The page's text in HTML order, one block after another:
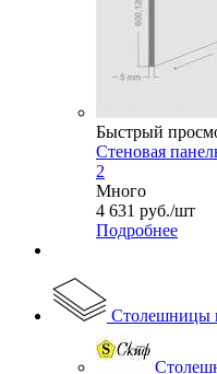
Быстрый
Стеновая
2
Много
4 631 руб./шт
Подробнее
Столешницы